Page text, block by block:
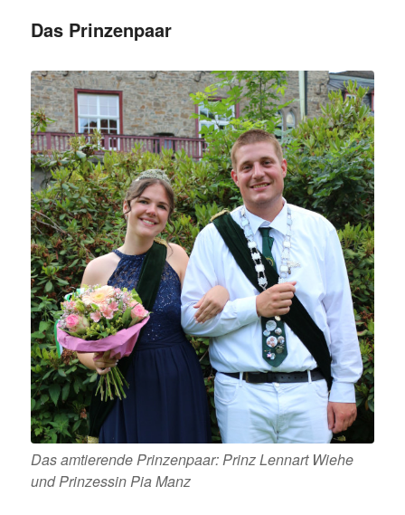
Das Prinzenpaar
Das amtierende Prinzenpaar: Prinz Lennart Wiehe
und Prinzessin Pia Manz